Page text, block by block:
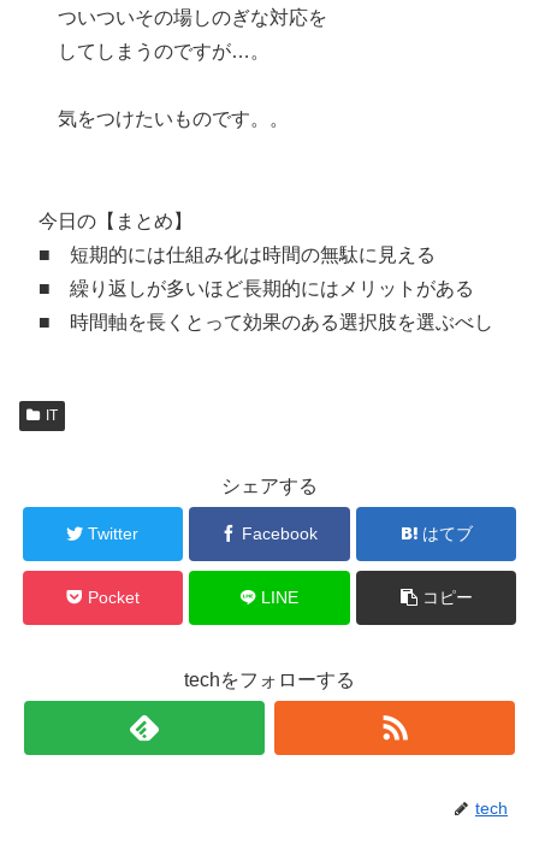
ついついその場しのぎな対応を
してしまうのですが…。
気をつけたいものです。。
今日の【まとめ】
■ 短期的には仕組み化は時間の無駄に見える
■ 繰り返しが多いほど長期的にはメリットがある
■ 時間軸を長くとって効果のある選択肢を選ぶべし
IT
シェアする
Twitter Facebook はてブ
Pocket LINE コピー
techをフォローする
tech